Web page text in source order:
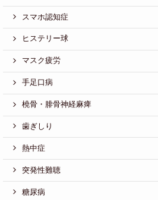
スマホ認知症
ヒステリー球
マスク疲労
手足口病
橈骨・腓骨神経麻痺
歯ぎしり
熱中症
突発性難聴
糖尿病